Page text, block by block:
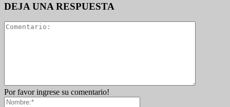
DEJA UNA RESPUESTA
Por favor ingrese su comentario!